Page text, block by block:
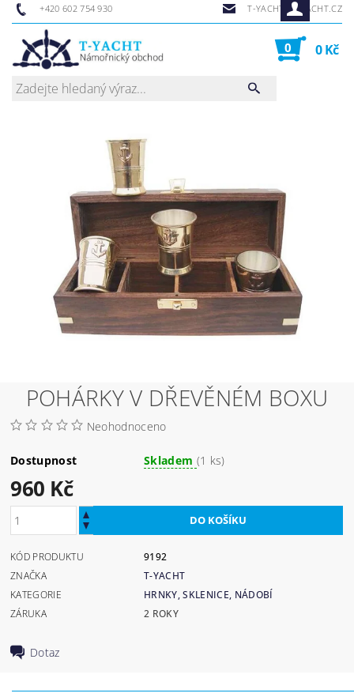
+420 602 754 930 T-YACHT@T-YACHT.CZ
0 0 Kč
POHÁRKY V DŘEVĚNÉM BOXU
Neohodnoceno
Dostupnost Skladem (1 ks)
960 Kč
KÓD PRODUKTU
9192
ZNAČKA
T-YACHT
KATEGORIE
HRNKY, SKLENICE, NÁDOBÍ
ZÁRUKA
2 ROKY
Dotaz